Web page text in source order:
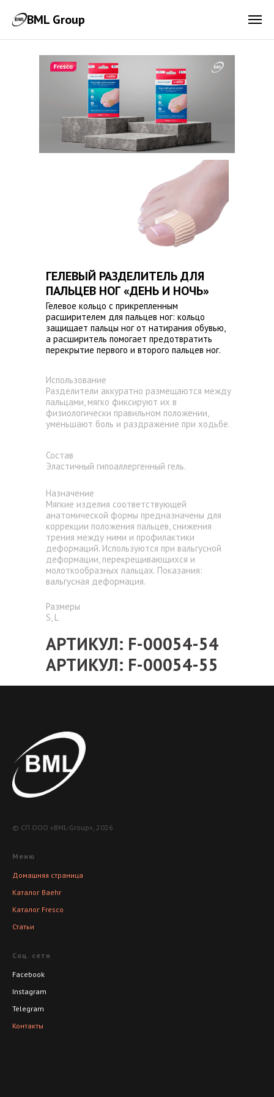
Гелевое кольцо с прикрепленным
расширителем для пальцев ног: кольцо
защищает пальцы ног от натирания обувью,
а расширитель помогает предотвратить
перекрытие первого и второго пальцев ног.
Использование
Разделители аккуратно размещаются между
пальцами, мягко фиксируют их в
физиологически правильном положении,
уменьшают боль и раздражение при ходьбе.
Мягкие изделия соответствующей
анатомической формы предназначены для
коррекции положения пальцев, снижения
трения между ними и профилактики
деформаций. Используются при вальгусной
деформации, перекрещивающихся и
молоткообразных пальцах. Показания:
вальгусная деформация.
Эластичный гипоаллергенный гель.
ГЕЛЕВЫЙ РАЗДЕЛИТЕЛЬ ДЛЯ
ПАЛЬЦЕВ НОГ «ДЕНЬ И НОЧЬ»
Состав
Назначение
Размеры
S, L
АРТИКУЛ: F-00054-54
АРТИКУЛ: F-00054-55
BML Group
© СП ООО «BML-Group», 2026
Меню
Домашняя страница
Каталог Baehr
Каталог Fresco
Статьи
Соц. сети
Facebook
Instagram
Telegram
Контакты